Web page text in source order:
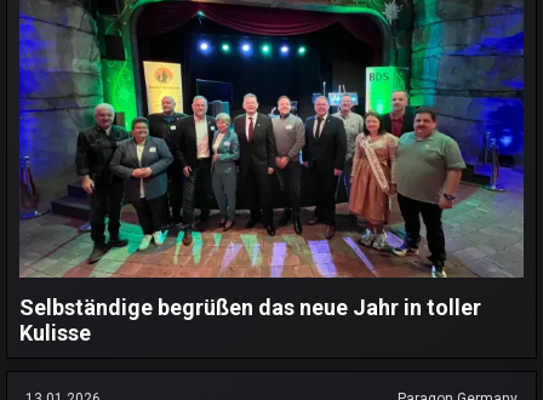
Selbständige begrüßen das neue Jahr in toller
Kulisse